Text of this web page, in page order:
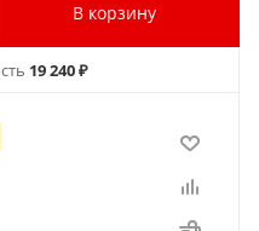
В корзину
19 240 ₽